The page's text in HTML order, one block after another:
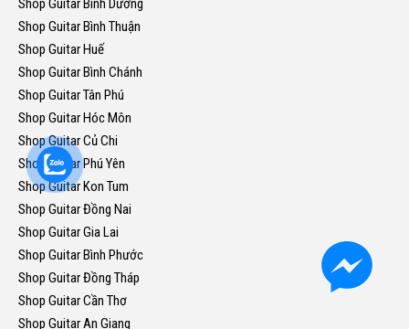
Shop Guitar Bình Dương
Shop Guitar Bình Thuận
Shop Guitar Huế
Shop Guitar Bình Chánh
Shop Guitar Tân Phú
Shop Guitar Hóc Môn
Shop Guitar Củ Chi
Shop Guitar Phú Yên
Shop Guitar Kon Tum
Shop Guitar Đồng Nai
Shop Guitar Gia Lai
Shop Guitar Bình Phước
Shop Guitar Đồng Tháp
Shop Guitar Cần Thơ
Shop Guitar An Giang